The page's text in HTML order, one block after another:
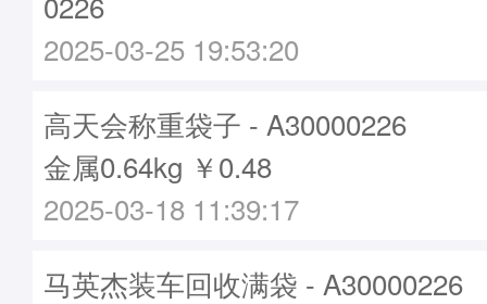
2025-03-25 19:53:20
高天会称重袋子 - A30000226
金属0.64kg ￥0.48
2025-03-18 11:39:17
马英杰装车回收满袋 - A30000226